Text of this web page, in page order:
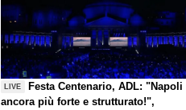
LIVE
Festa Centenario, ADL: "Napoli
ancora più forte e strutturato!",